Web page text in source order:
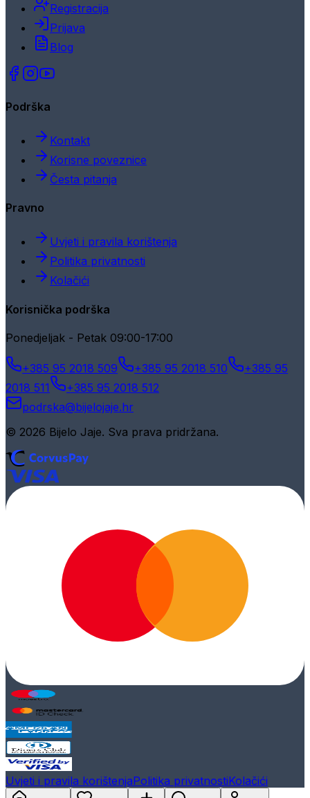
Registracija
Prijava
Blog
Podrška
Kontakt
Korisne poveznice
Česta pitanja
Pravno
Uvjeti i pravila korištenja
Politika privatnosti
Kolačići
Korisnička podrška
Ponedjeljak - Petak 09:00-17:00
+385 95 2018 509 +385 95 2018 510
+385 95
2018 511
+385 95 2018 512
podrska@bijelojaje.hr
© 2026 Bijelo Jaje. Sva prava pridržana.
Uvjeti i pravila korištenjaPolitika privatnostiKolačići